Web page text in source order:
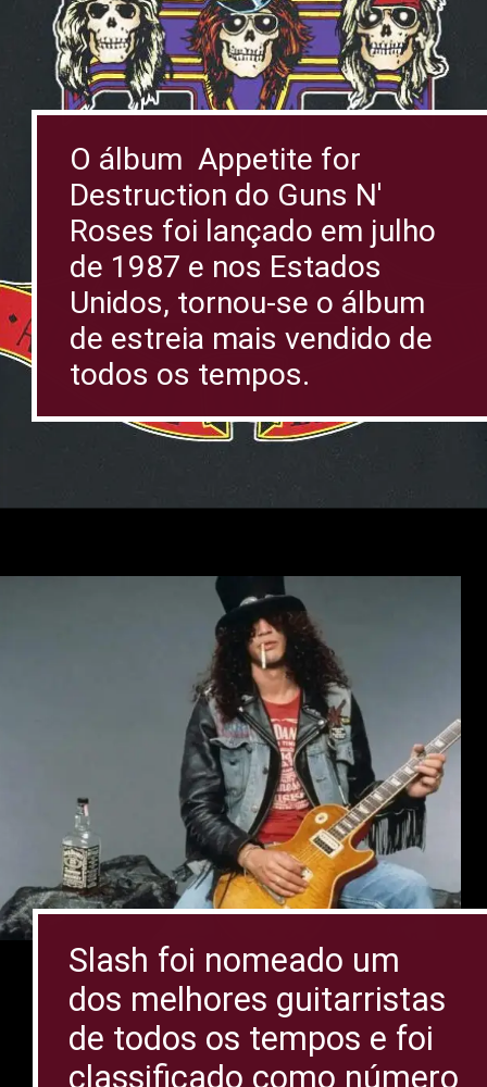
O álbum Appetite for
Destruction do Guns N'
Roses foi lançado em julho
de 1987 e nos Estados
Unidos, tornou-se o álbum
de estreia mais vendido de
todos os tempos.
Slash foi nomeado um
dos melhores guitarristas
de todos os tempos e foi
classificado como número